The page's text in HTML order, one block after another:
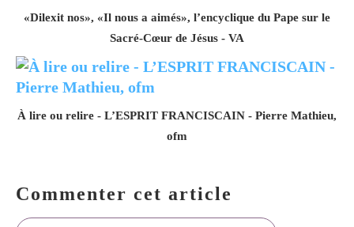
«Dilexit nos», «Il nous a aimés», l’encyclique du Pape sur le
Sacré-Cœur de Jésus - VA
À lire ou relire - L’ESPRIT FRANCISCAIN - Pierre Mathieu,
ofm
Commenter cet article